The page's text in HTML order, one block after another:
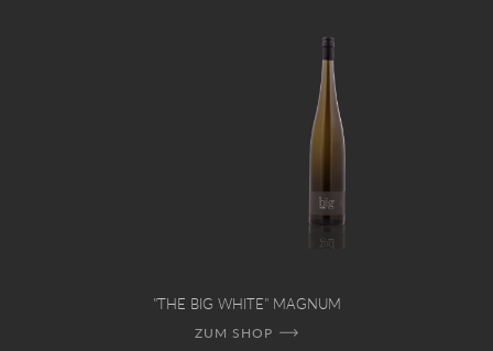
"THE BIG WHITE" MAGNUM
ZUM SHOP